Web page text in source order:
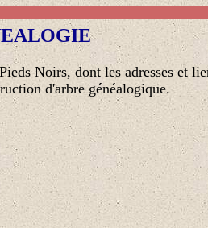
Noirs, dont les adresses et
d'arbre généalogique.